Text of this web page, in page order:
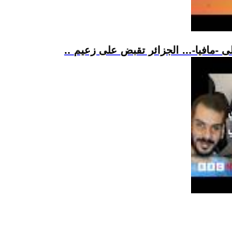
-مافيا-... الجزائر تقبض على زعيم